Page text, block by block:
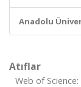
Anadolu
Atıflar
Web of Science: